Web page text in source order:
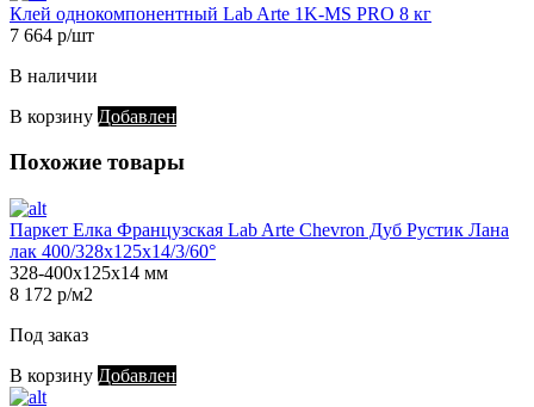
Клей однокомпонентный Lab Arte 1K-MS PRO 8 кг
7 664 р/шт
В наличии
В корзину Добавлен
Похожие товары
Паркет Елка Французская Lab Arte Chevron Дуб Рустик Лана
лак 400/328х125х14/3/60°
328-400х125х14 мм
8 172 р/м2
Под заказ
В корзину Добавлен